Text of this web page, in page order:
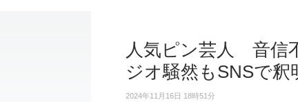
人気ピン芸人 音信
ジオ騒然もSNSで釈
2024年11月16日 18時51分